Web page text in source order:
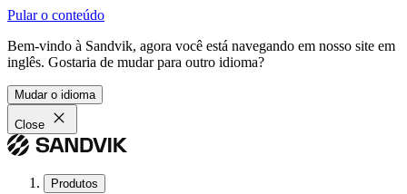
Pular o conteúdo
Bem-vindo à Sandvik, agora você está navegando em nosso site em
inglês. Gostaria de mudar para outro idioma?
Mudar o idioma
Close
Produtos